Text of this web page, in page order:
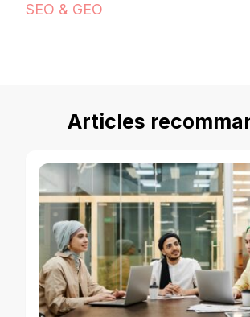
SEO & GEO
Articles